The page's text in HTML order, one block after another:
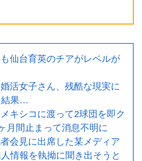
も仙台育英のチアがレベルが
婚活女子さん、残酷な現実に
結果…
キシコに渡って2球団を即ク
月間止まって消息不明に
会見に出席した某メディア
情報を執拗に聞き出そうと